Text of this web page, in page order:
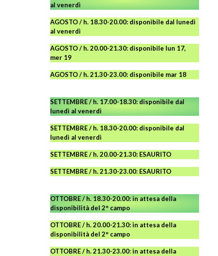
al venerdì
AGOSTO/ h. 18.30-20.00: disponibile dal lunedì
al venerdì
AGOSTO / h. 20.00-21.30: disponibile lun 17,
mer 19
AGOSTO/ h. 21.30-23.00: disponibile mar 18
SETTEMBRE / h. 17.00-18.30: disponibile dal
lunedì al venerdì
SETTEMBRE / h. 18.30-20.00: disponibile dal
lunedì al venerdì
SETTEMBRE / h. 20.00-21.30: ESAURITO
SETTEMBRE / h. 21.30-23.00: ESAURITO
OTTOBRE / h. 18.30-20.00:in attesa della
disponibilità del 2° campo
OTTOBRE / h. 20.00-21.30:in attesa della
disponibilità del 2° campo
OTTOBRE / h. 21.30-23.00:in attesa della